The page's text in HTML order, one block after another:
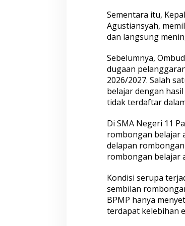
Sementara itu,
Agustiansyah,
dan langsung
Sebelumnya,
dugaan
2026/2027. Salah
belajar dengan
tidak terdaftar
Di SMA Negeri 11
rombongan belajar
delapan
rombongan belajar
Kondisi serupa
sembilan
BPMP hanya
terdapat kelebihan